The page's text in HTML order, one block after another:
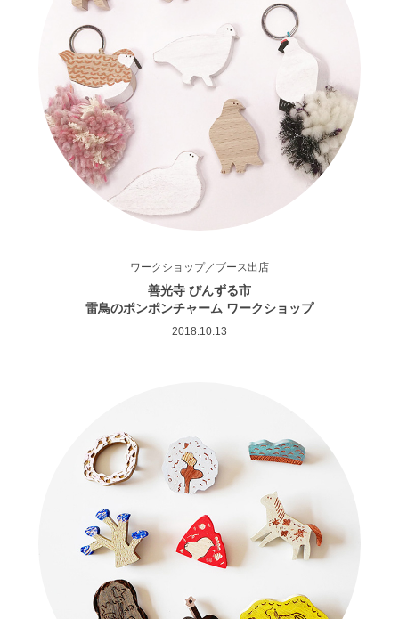
ワークショップ／ブース出店
善光寺 びんずる市
雷鳥のポンポンチャーム ワークショップ
2018.10.13